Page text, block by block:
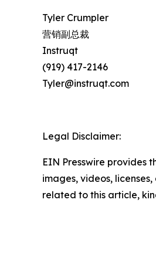
Tyler Crumpler
营销副总裁
Instruqt
(919) 417-2146
Tyler@instruqt.com
Legal Disclaimer:
EIN Presswire provides
images, videos,
related to this article,